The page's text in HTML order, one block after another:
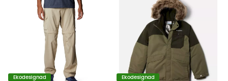
Ekodesignad Ekodesignad